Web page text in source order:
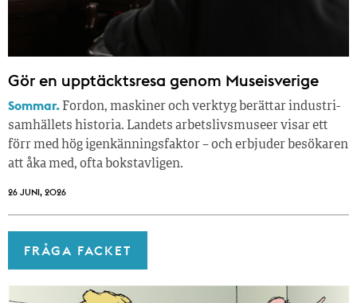
Gör en upptäcktsresa genom Museisverige
Sommar. Fordon, maskiner och verktyg berättar industri­
samhällets historia. Landets arbetslivsmuseer visar ett
förr med hög igenkänningsfaktor – och erbjuder besökaren
att åka med, ofta bokstavligen.
26 JUNI, 2026
FRÅGA FACKET